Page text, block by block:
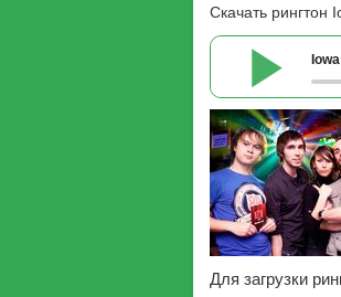
Скачать рингтон
Для загрузки